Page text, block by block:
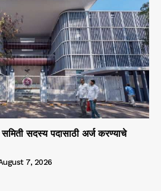
सदस्य पदासाठी अर्ज करण्याचे
7, 2026